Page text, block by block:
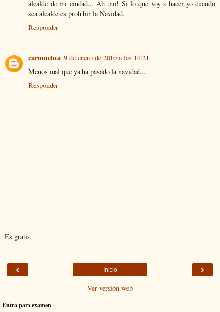
alcalde de mi ciudad... Ah ,no! Si lo que voy a hacer yo cuando
sea alcalde es prohibir la Navidad.
Responder
carmncitta 9 de enero de 2010 a las 14:21
Menos mal que ya ha pasado la navidad...
Responder
Es gratis.
‹ ›
Inicio
Ver versión web
Entra para examen